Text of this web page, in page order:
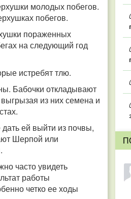
молодых побегов.
побегов.
пораженных
на следующий год
истребят тлю.
Бабочки откладывают
из них семена и
ей выйти из почвы,
Шерпой или
часто увидеть
работы
четко ее ходы